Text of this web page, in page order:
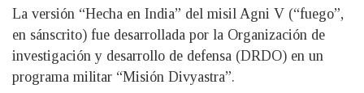
La versión “Hecha en India” del misil Agni V (“fuego”,
en sánscrito) fue desarrollada por la Organización de
investigación y desarrollo de defensa (DRDO) en un
programa militar “Misión Divyastra”.